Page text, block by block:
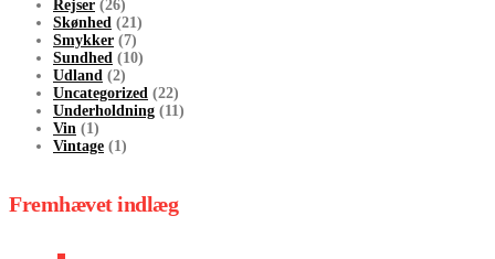
Rejser (26)
Skønhed (21)
Smykker (7)
Sundhed (10)
Udland (2)
Uncategorized (22)
Underholdning (11)
Vin (1)
Vintage (1)
Fremhævet indlæg